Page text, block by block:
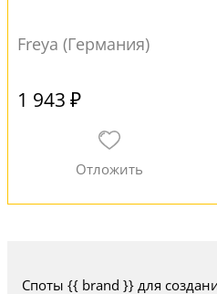
Freya (Германия)
1 943 ₽
Споты {{ brand }} для